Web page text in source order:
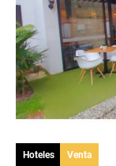
Hoteles Venta